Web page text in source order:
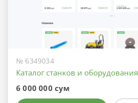
№ 6349034
Каталог станков и оборудования
6 000 000 сум